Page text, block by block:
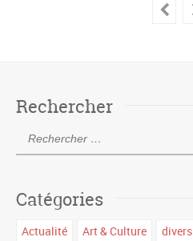
Rechercher
Catégories
Actualité Art & Culture divers